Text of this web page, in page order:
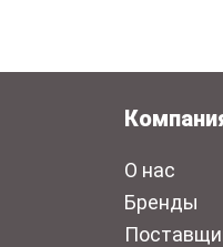
О нас
Бренды